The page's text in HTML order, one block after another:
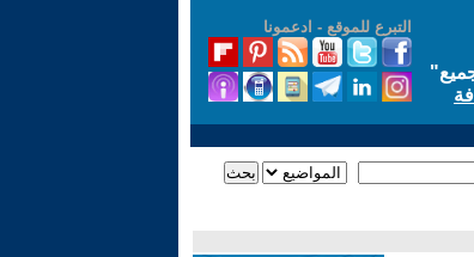
التبرع للموقع - ادعمونا
"